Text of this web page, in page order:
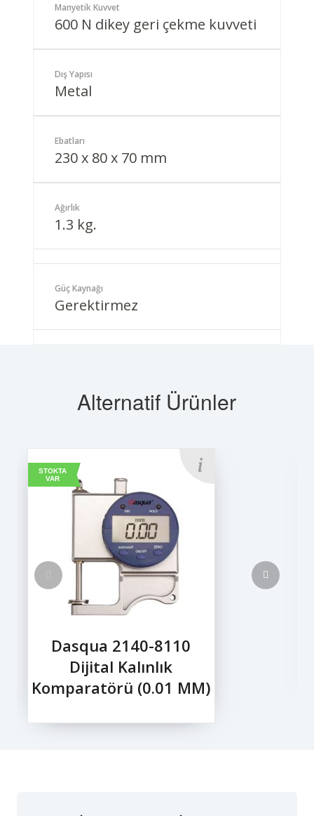
Manyetik Kuvvet
600 N dikey geri çekme kuvveti
Dış Yapısı
Metal
Ebatları
230 x 80 x 70 mm
Ağırlık
1.3 kg.
Güç Kaynağı
Gerektirmez
Alternatif Ürünler
STOKTA
VAR
Dasqua 2140-8110
Dijital Kalınlık
Komparatörü (0.01 MM)